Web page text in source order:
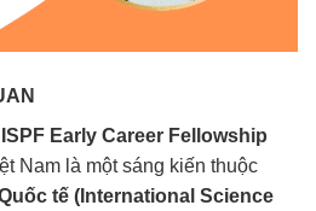
ISPF Early Career Fellowship
Nam là một sáng kiến thuộc
tế (International Science